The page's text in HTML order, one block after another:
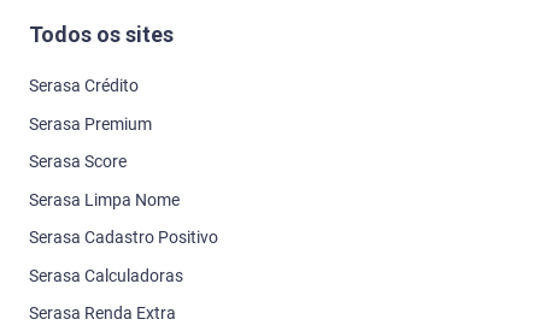
Todos os sites
Serasa Crédito
Serasa Premium
Serasa Score
Serasa Limpa Nome
Serasa Cadastro Positivo
Serasa Calculadoras
Serasa Renda Extra